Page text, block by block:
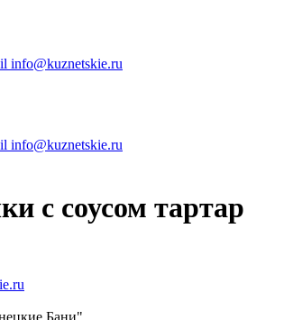
info@kuznetskie.ru
info@kuznetskie.ru
с соусом тартар
Бани"